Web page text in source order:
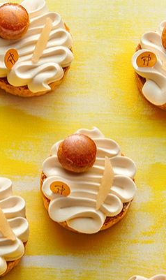
ショッピングバッグ